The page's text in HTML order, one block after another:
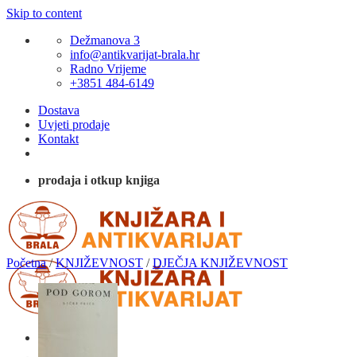
Skip to content
Dežmanova 3
info@antikvarijat-brala.hr
Radno Vrijeme
+3851 484-6149
Dostava
Uvjeti prodaje
Kontakt
prodaja i otkup knjiga
Početna / KNJIŽEVNOST / DJEČJA KNJIŽEVNOST